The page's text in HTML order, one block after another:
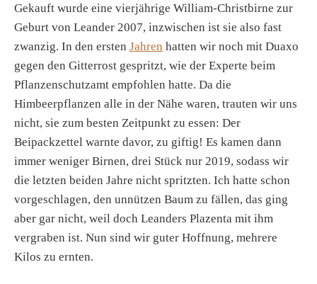
Gekauft wurde eine vierjährige William-Christbirne zur
Geburt von Leander 2007, inzwischen ist sie also fast
zwanzig. In den ersten Jahren hatten wir noch mit Duaxo
gegen den Gitterrost gespritzt, wie der Experte beim
Pflanzenschutzamt empfohlen hatte. Da die
Himbeerpflanzen alle in der Nähe waren, trauten wir uns
nicht, sie zum besten Zeitpunkt zu essen: Der
Beipackzettel warnte davor, zu giftig! Es kamen dann
immer weniger Birnen, drei Stück nur 2019, sodass wir
die letzten beiden Jahre nicht spritzten. Ich hatte schon
vorgeschlagen, den unnützen Baum zu fällen, das ging
aber gar nicht, weil doch Leanders Plazenta mit ihm
vergraben ist. Nun sind wir guter Hoffnung, mehrere
Kilos zu ernten.